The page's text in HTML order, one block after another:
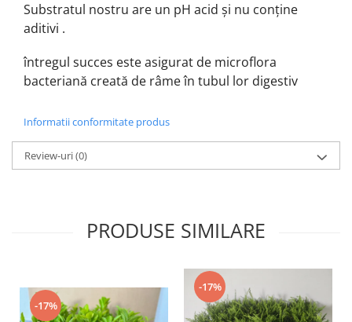
Substratul nostru are un pH acid și nu conține
aditivi .
întregul succes este asigurat de microflora
bacteriană creată de râme în tubul lor digestiv
Informatii conformitate produs
Review-uri(0)
PRODUSE SIMILARE
-17%
-17%